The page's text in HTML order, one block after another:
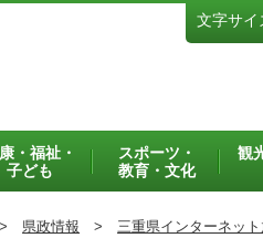
文字サイ
・福祉・
子ども
スポーツ・
教育・文化
観
県政情報 > 三重県インターネッ